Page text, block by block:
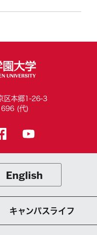
区本郷1-26-3
(代)
English
キャンパスライフ